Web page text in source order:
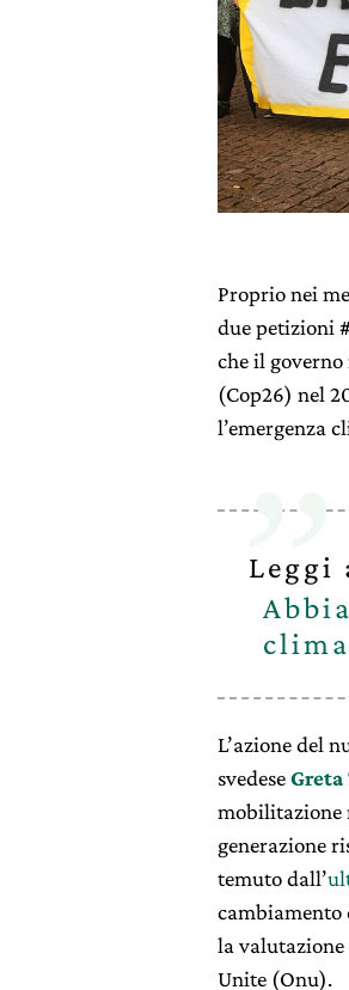
Proprio nei
due petizioni
che il
(Cop26) nel
l’emergenza
Leggi
L’azione del
svedese
mobilitazione
generazione
temuto dall’
cambiamento
la
Unite (Onu).